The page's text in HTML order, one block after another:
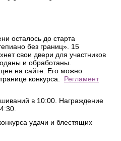
осталось до старта
без границ». 15
свои двери для участников
и обработаны.
на сайте. Его можно
конкурса. Регламент
в 10:00. Награждение
удачи и блестящих